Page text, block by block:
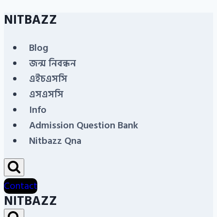
Skip
content
NITBAZZ
Blog
জন্ম নিবন্ধন
এইচএসসি
এসএসসি
Info
Admission Question Bank
Nitbazz Qna
Contact
NITBAZZ